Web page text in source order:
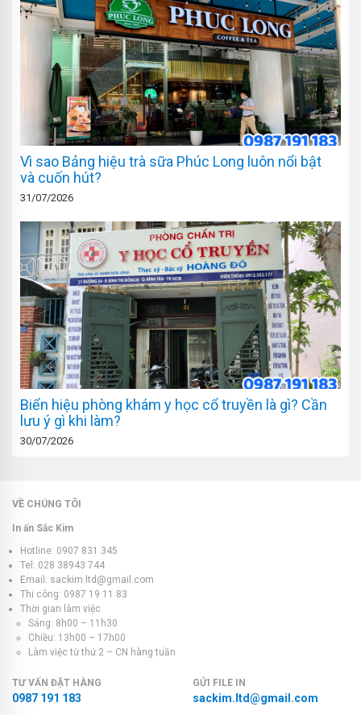
Vì sao Bảng hiệu trà sữa Phúc Long luôn nổi bật
và cuốn hút?
31/07/2026
Biển hiệu phòng khám y học cổ truyền là gì? Cần
lưu ý gì khi làm?
30/07/2026
VỀ CHÚNG TÔI
In ấn Sắc Kim
Hotline: 0907 831 345
Tel: 028 38943 744
Email: sackim.ltd@gmail.com
Thi công: 0987 19 11 83
Thời gian làm việc
Sáng: 8h00 – 11h30
Chiều: 13h00 – 17h00
Làm việc từ thứ 2 – CN hàng tuần
TƯ VẤN ĐẶT HÀNG
0987 191 183
GỬI FILE IN
sackim.ltd@gmail.com